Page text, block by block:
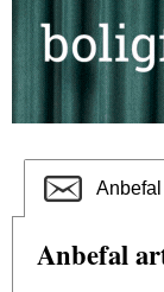
Anbefal
Anbefal